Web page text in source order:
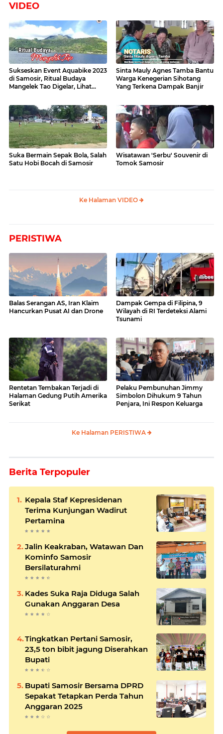
VIDEO
Sukseskan Event Aquabike 2023
di Samosir, Ritual Budaya
Mangelek Tao Digelar, Lihat
Sinta Mauly Agnes Tamba Bantu
Warga Kenegerian Sihotang
Yang Terkena Dampak Banjir
Suka Bermain Sepak Bola, Salah
Satu Hobi Bocah di Samosir
Wisatawan 'Serbu' Souvenir di
Tomok Samosir
Ke Halaman VIDEO
PERISTIWA
Balas Serangan AS, Iran Klaim
Hancurkan Pusat AI dan Drone
Dampak Gempa di Filipina, 9
Wilayah di RI Terdeteksi Alami
Tsunami
Rentetan Tembakan Terjadi di
Halaman Gedung Putih Amerika
Serikat
Pelaku Pembunuhan Jimmy
Simbolon Dihukum 9 Tahun
Penjara, Ini Respon Keluarga
Ke Halaman PERISTIWA
Berita Terpopuler
Kepala Staf Kepresidenan
Terima Kunjungan Wadirut
Pertamina
Jalin Keakraban, Watawan Dan
Kominfo Samosir
Bersilaturahmi
Kades Suka Raja Diduga Salah
Gunakan Anggaran Desa
Tingkatkan Pertani Samosir,
23,5 ton bibit jagung Diserahkan
Bupati
Bupati Samosir Bersama DPRD
Sepakat Tetapkan Perda Tahun
Anggaran 2025